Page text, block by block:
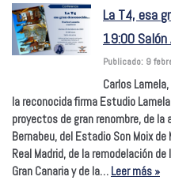
La T4, esa
19:00 Salón
Publicado: 9
Carlos
la reconocida firma Estudio
proyectos de gran renombre, de
Bernabeu, del Estadio Son Moix
Real Madrid, de la remodelación
Gran Canaria y de la… Leer más »